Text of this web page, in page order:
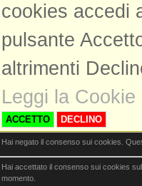
cookies accedi
pulsante
altrimenti
Leggi la Cookie
ACCETTO DECLINO
Hai negato il consenso sui cookies.
Hai accettato il consenso sui cookies
momento.